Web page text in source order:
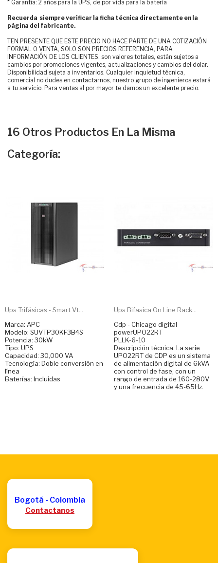
* Garantía: 2 años para la UPS, de por vida para la batería
Recuerda siempre verificar la ficha técnica directamente en la
página del fabricante.
TEN PRESENTE QUE ESTE PRECIO NO HACE PARTE DE UNA COTIZACIÓN
FORMAL O VENTA, SOLO SON PRECIOS REFERENCIA, PARA
INFORMACIÓN DE LOS CLIENTES. son valores totales, están sujetos a
cambios por promociones vigentes, actualizaciones y cambios del dolar.
Disponibilidad sujeta a inventarios. Cualquier inquietud técnica,
comercial no dudes en contactarnos, nuestro grupo de ingenieros estará
a tu servicio. Para ventas al por mayor te damos un excelente precio.
16 Otros Productos En La Misma
Categoría:
Ups Trifásicas - Smart Vt...
Marca: APC
Modelo: SUVTP30KF3B4S
Potencia: 30kW
Tipo: UPS
Capacidad: 30,000 VA
Tecnología: Doble conversión en
línea
Baterías: Incluidas
Ups Bifasica On Line Rack...
Cdp - Chicago digital
powerUPO22RT
PLLK-6-10
Descripción técnica: La serie
UPO22RT de CDP es un sistema
de alimentación digital de 6kVA
con control de fase, con un
rango de entrada de 160-280V
y una frecuencia de 45-65Hz.
Bogotá - Colombia
Contactanos